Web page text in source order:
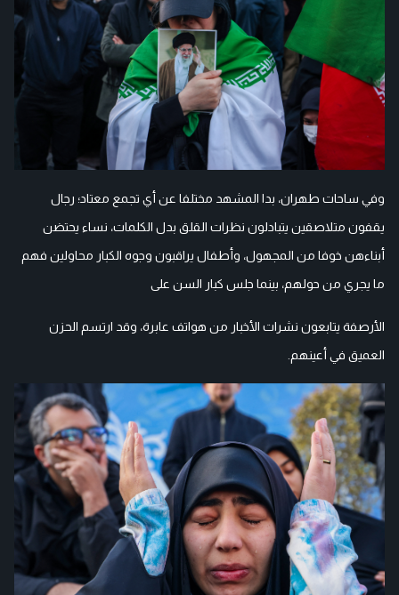
وفي ساحات طهران، بدا المشهد مختلفا عن أي تجمع معتاد؛ رجال
يقفون متلاصقين يتبادلون نظرات القلق بدل الكلمات، نساء يحتضن
أبناءهن خوفا من المجهول، وأطفال يراقبون وجوه الكبار محاولين فهم
ما يجري من حولهم، بينما جلس كبار السن على
الأرصفة يتابعون نشرات الأخبار من هواتف عابرة، وقد ارتسم الحزن
العميق في أعينهم.